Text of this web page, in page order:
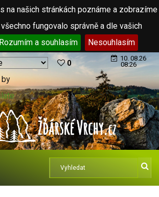
na našich stránkách poznáme a zobrazíme
fungovalo správně a dle vašich
Rozumím a souhlasím Nesouhlasím
0
10. 08.26
08:26